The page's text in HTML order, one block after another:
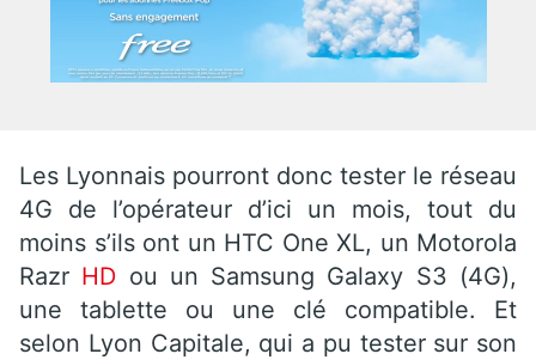
Les Lyonnais pourront donc tester le réseau
4G de l’opérateur d’ici un mois, tout du
moins s’ils ont un HTC One XL, un Motorola
Razr HD ou un Samsung Galaxy S3 (4G),
une tablette ou une clé compatible. Et
selon Lyon Capitale, qui a pu tester sur son